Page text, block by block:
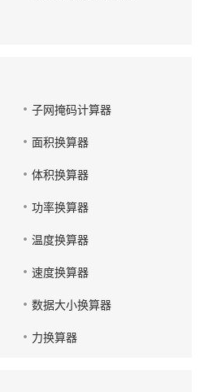
子网掩码计算器
面积换算器
体积换算器
功率换算器
温度换算器
速度换算器
数据大小换算器
力换算器